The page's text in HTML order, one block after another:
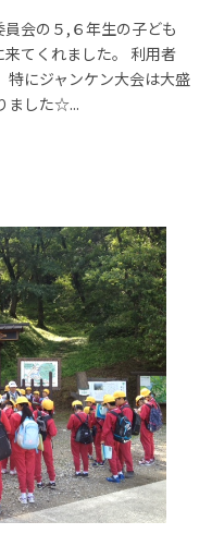
会の５,６年生の子ども
てくれました。 利用者
特にジャンケン大会は大盛
ました☆...